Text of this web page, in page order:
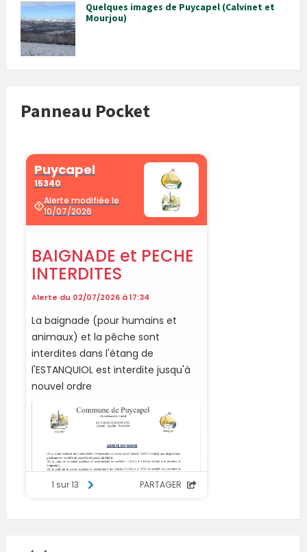
Quelques images de Puycapel (Calvinet et
Mourjou)
Panneau Pocket